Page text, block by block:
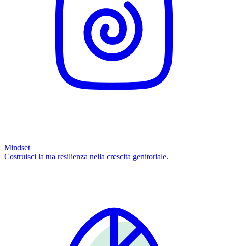
Mindset
Costruisci la tua resilienza nella crescita genitoriale.